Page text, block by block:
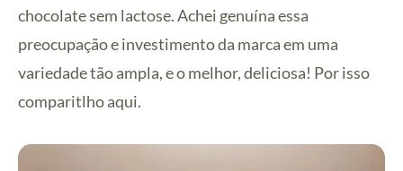
chocolate sem lactose. Achei genuína essa
preocupação e investimento da marca em uma
variedade tão ampla, e o melhor, deliciosa! Por isso
comparitlho aqui.